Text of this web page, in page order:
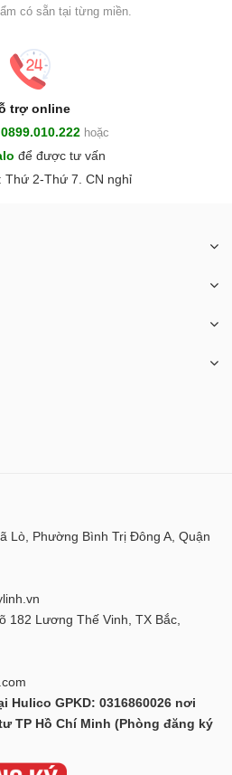
có sẵn tại từng miền.
trợ online
0899.010.222 hoặc
để được tư vấn
Thứ 2-Thứ 7. CN nghỉ
Lò, Phường Bình Trị Đông A, Quận
182 Lương Thế Vinh, TX Bắc,
Hulico GPKD: 0316860026 nơi
TP Hồ Chí Minh (Phòng đăng ký